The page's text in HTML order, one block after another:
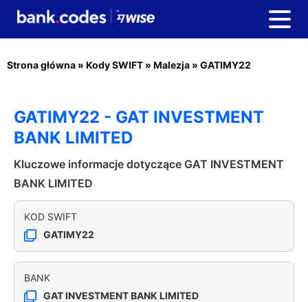
Strona główna » Kody SWIFT » Malezja » GATIMY22
GATIMY22 - GAT INVESTMENT
BANK LIMITED
Kluczowe informacje dotyczące GAT INVESTMENT
BANK LIMITED
KOD SWIFT
GATIMY22
BANK
GAT INVESTMENT BANK LIMITED